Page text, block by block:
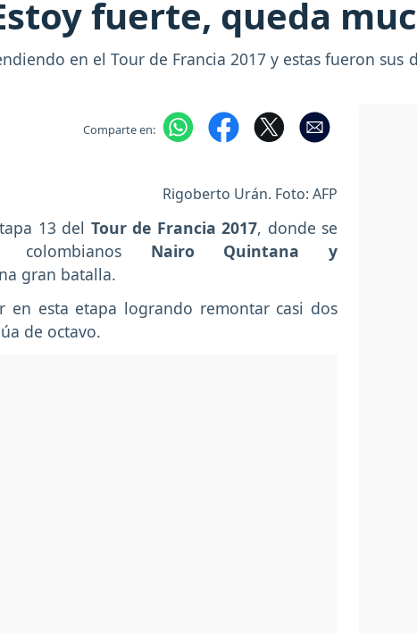
fuerte, queda
en el Tour de Francia 2017 y estas fueron sus
Comparte en:
Rigoberto Urán. Foto: AFP
13 del Tour de Francia 2017, donde se
colombianos Nairo Quintana y
gran batalla.
en esta etapa logrando remontar casi dos
de octavo.